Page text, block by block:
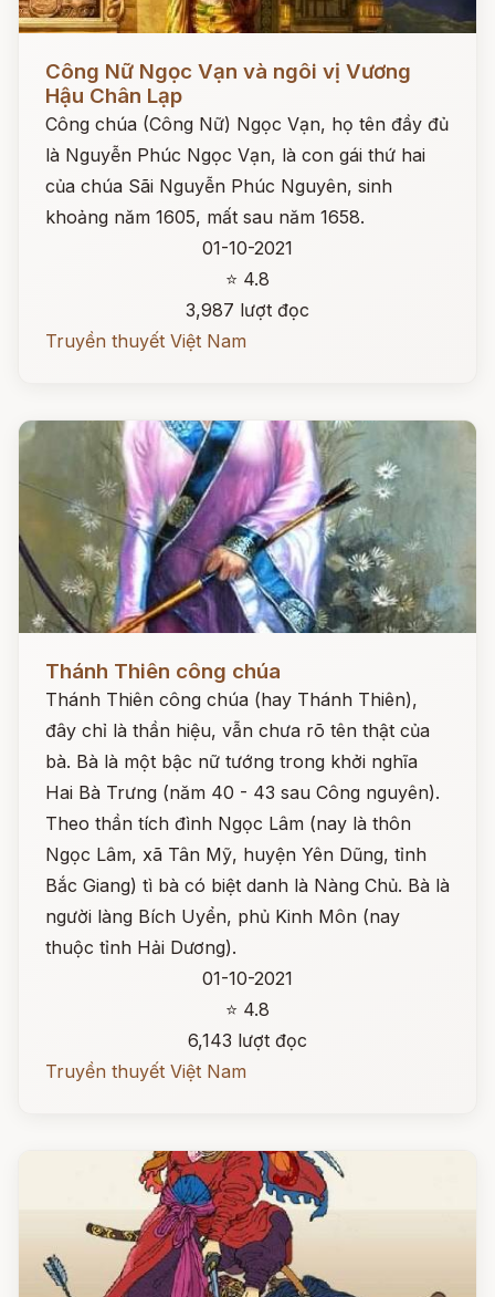
Công Nữ Ngọc Vạn và ngôi vị Vương
Hậu Chân Lạp
Công chúa (Công Nữ) Ngọc Vạn, họ tên đầy đủ
là Nguyễn Phúc Ngọc Vạn, là con gái thứ hai
của chúa Sãi Nguyễn Phúc Nguyên, sinh
khoảng năm 1605, mất sau năm 1658.
01-10-2021
⭐ 4.8
3,987 lượt đọc
Truyền thuyết Việt Nam
Thánh Thiên công chúa
Thánh Thiên công chúa (hay Thánh Thiên),
đây chỉ là thần hiệu, vẫn chưa rõ tên thật của
bà. Bà là một bậc nữ tướng trong khởi nghĩa
Hai Bà Trưng (năm 40 - 43 sau Công nguyên).
Theo thần tích đình Ngọc Lâm (nay là thôn
Ngọc Lâm, xã Tân Mỹ, huyện Yên Dũng, tỉnh
Bắc Giang) tì bà có biệt danh là Nàng Chủ. Bà là
người làng Bích Uyển, phủ Kinh Môn (nay
thuộc tỉnh Hải Dương).
01-10-2021
⭐ 4.8
6,143 lượt đọc
Truyền thuyết Việt Nam